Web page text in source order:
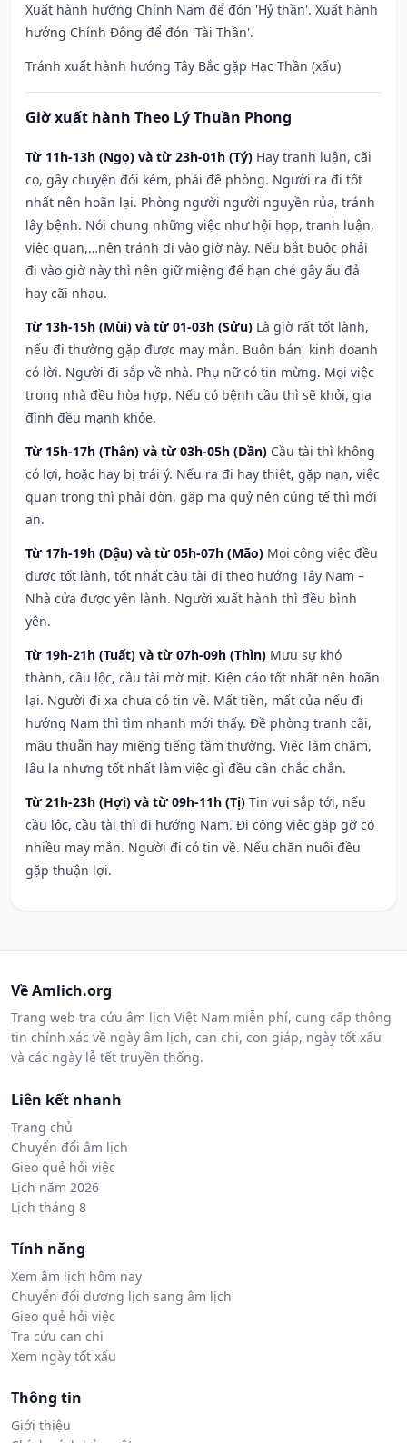
Xuất hành hướng Chính Nam để đón 'Hỷ thần'. Xuất hành
hướng Chính Đông để đón 'Tài Thần'.
Tránh xuất hành hướng Tây Bắc gặp Hạc Thần (xấu)
Giờ xuất hành Theo Lý Thuần Phong
Từ 11h-13h (Ngọ) và từ 23h-01h (Tý) Hay tranh luận, cãi
cọ, gây chuyện đói kém, phải đề phòng. Người ra đi tốt
nhất nên hoãn lại. Phòng người người nguyền rủa, tránh
lây bệnh. Nói chung những việc như hội họp, tranh luận,
việc quan,…nên tránh đi vào giờ này. Nếu bắt buộc phải
đi vào giờ này thì nên giữ miệng để hạn ché gây ẩu đả
hay cãi nhau.
Từ 13h-15h (Mùi) và từ 01-03h (Sửu) Là giờ rất tốt lành,
nếu đi thường gặp được may mắn. Buôn bán, kinh doanh
có lời. Người đi sắp về nhà. Phụ nữ có tin mừng. Mọi việc
trong nhà đều hòa hợp. Nếu có bệnh cầu thì sẽ khỏi, gia
đình đều mạnh khỏe.
Từ 15h-17h (Thân) và từ 03h-05h (Dần) Cầu tài thì không
có lợi, hoặc hay bị trái ý. Nếu ra đi hay thiệt, gặp nạn, việc
quan trọng thì phải đòn, gặp ma quỷ nên cúng tế thì mới
an.
Từ 17h-19h (Dậu) và từ 05h-07h (Mão) Mọi công việc đều
được tốt lành, tốt nhất cầu tài đi theo hướng Tây Nam –
Nhà cửa được yên lành. Người xuất hành thì đều bình
yên.
Từ 19h-21h (Tuất) và từ 07h-09h (Thìn) Mưu sự khó
thành, cầu lộc, cầu tài mờ mịt. Kiện cáo tốt nhất nên hoãn
lại. Người đi xa chưa có tin về. Mất tiền, mất của nếu đi
hướng Nam thì tìm nhanh mới thấy. Đề phòng tranh cãi,
mâu thuẫn hay miệng tiếng tầm thường. Việc làm chậm,
lâu la nhưng tốt nhất làm việc gì đều cần chắc chắn.
Từ 21h-23h (Hợi) và từ 09h-11h (Tị) Tin vui sắp tới, nếu
cầu lộc, cầu tài thì đi hướng Nam. Đi công việc gặp gỡ có
nhiều may mắn. Người đi có tin về. Nếu chăn nuôi đều
gặp thuận lợi.
Về Amlich.org
Trang web tra cứu âm lịch Việt Nam miễn phí, cung cấp thông
tin chính xác về ngày âm lịch, can chi, con giáp, ngày tốt xấu
và các ngày lễ tết truyền thống.
Liên kết nhanh
Trang chủ
Chuyển đổi âm lịch
Gieo quẻ hỏi việc
Lịch năm 2026
Lịch tháng 8
Tính năng
Xem âm lịch hôm nay
Chuyển đổi dương lịch sang âm lịch
Gieo quẻ hỏi việc
Tra cứu can chi
Xem ngày tốt xấu
Thông tin
Giới thiệu